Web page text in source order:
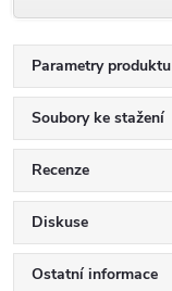
Parametry produktu
Soubory ke stažení
Recenze
Diskuse
Ostatní informace